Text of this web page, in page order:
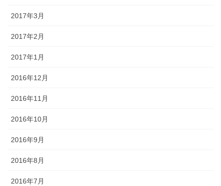
2017年3月
2017年2月
2017年1月
2016年12月
2016年11月
2016年10月
2016年9月
2016年8月
2016年7月